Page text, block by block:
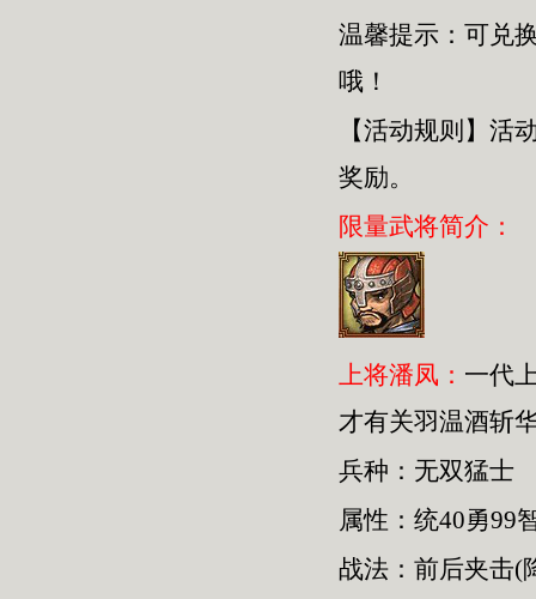
温馨提示：可兑
哦！
【活动规则】活
奖励。
限量武将简介：
上将潘凤： 一代
才有关羽温酒斩
兵种：无双猛士
属性：统40勇99
战法：前后夹击(